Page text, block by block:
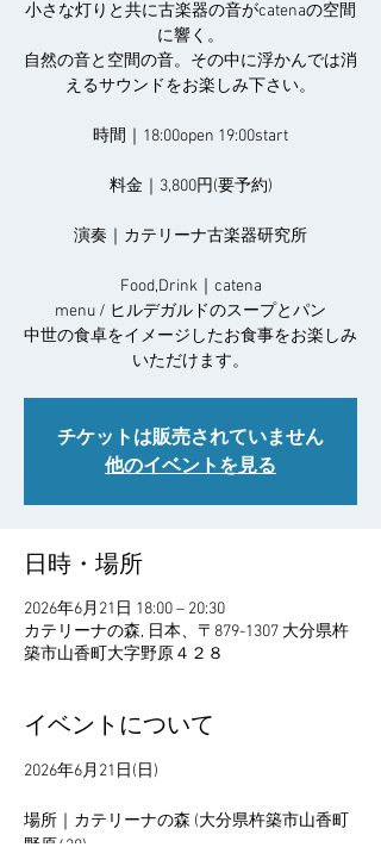
小さな灯りと共に古楽器の音がcatenaの空間
に響く。
自然の音と空間の音。その中に浮かんでは消
えるサウンドをお楽しみ下さい。
時間｜18:00open 19:00start
料金｜3,800円(要予約)
演奏｜カテリーナ古楽器研究所
Food,Drink｜catena
menu / ヒルデガルドのスープとパン
中世の食卓をイメージしたお食事をお楽しみ
いただけます。
チケットは販売されていません
他のイベントを見る
日時・場所
2026年6月21日 18:00 – 20:30
カテリーナの森, 日本、〒879-1307 大分県杵
築市山香町大字野原４２８
イベントについて
2026年6月21日(日)
場所｜カテリーナの森 (大分県杵築市山香町
野原428)